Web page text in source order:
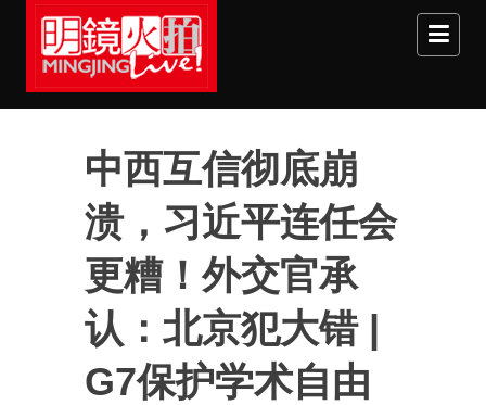
Skip to main content
中西互信彻底崩
溃，习近平连任会
更糟！外交官承
认：北京犯大错 |
G7保护学术自由